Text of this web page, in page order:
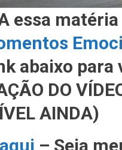
essa
abaixo para
DO
AINDA)
– Seja